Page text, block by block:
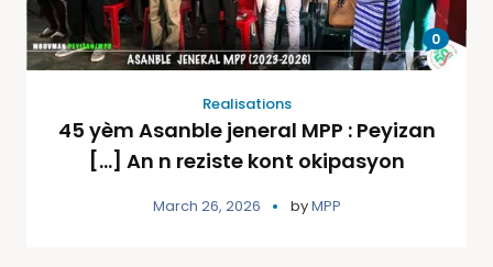
0
Realisations
45 yèm Asanble jeneral MPP : Peyizan
[…] An n reziste kont okipasyon
March 26, 2026 byMPP